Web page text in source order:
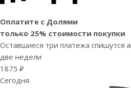
Оплатите с Долями
только 25% стоимости покупки
Оставшиеся три платежа спишутся
две недели
1875 ₽
Сегодня